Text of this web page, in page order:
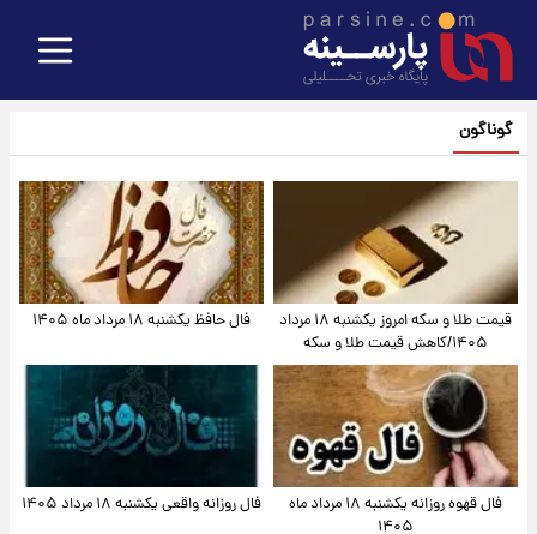
گوناگون
قیمت طلا و سکه امروز یکشنبه ۱۸ مرداد
۱۴۰۵/کاهش قیمت طلا و سکه
فال حافظ یکشنبه ۱۸ مرداد ماه ۱۴۰۵
فال قهوه روزانه یکشنبه ۱۸ مرداد ماه
۱۴۰۵
فال روزانه واقعی یکشنبه ۱۸ مرداد ۱۴۰۵